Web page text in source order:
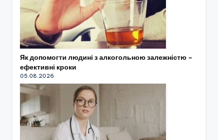
Як допомогти людині з алкогольною залежністю –
ефективні кроки
05.08.2026